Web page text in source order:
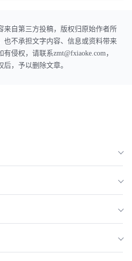
来自第三方投稿，版权归原始作者所
也不承担文字内容、信息或资料带来
侵权，请联系zmt@fxiaoke.com，
，予以删除文章。